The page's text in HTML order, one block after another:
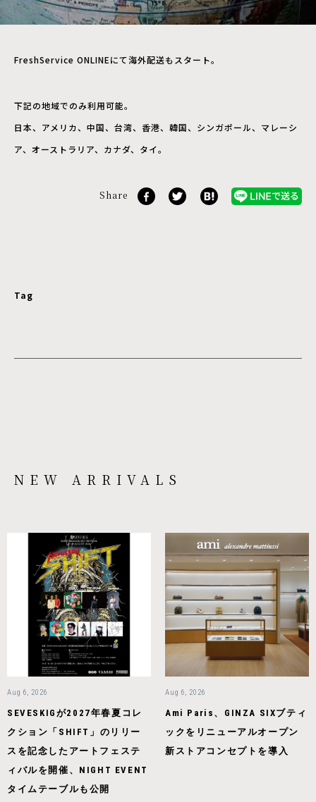
FreshService ONLINEにて海外配送もスタート。
下記の地域でのみ利用可能。
日本、アメリカ、中国、台湾、香港、韓国、シンガポール、マレーシ
ア、オーストラリア、カナダ、タイ。
Share
Tag
NEW ARRIVALS
Aug 6, 2026
SEVESKIGが2027年春夏コレ
クション「SHIFT」のリリー
スを記念したアートフェステ
ィバルを開催、NIGHT EVENT
タイムテーブルも公開
Aug 6, 2026
Ami Paris、GINZA SIXブティ
ックをリニューアルオープン
新ストアコンセプトを導入